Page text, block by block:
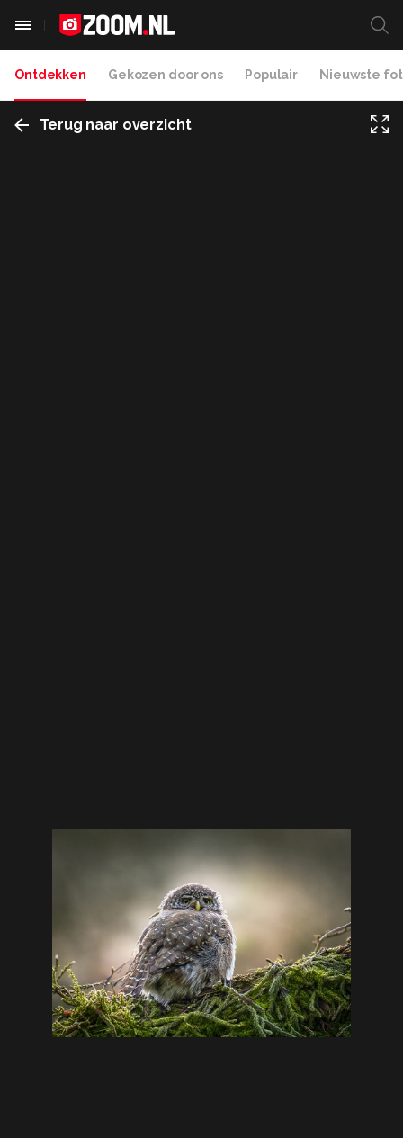
Ontdekken Gekozen door ons Populair Nieuwste
Terug naar overzicht